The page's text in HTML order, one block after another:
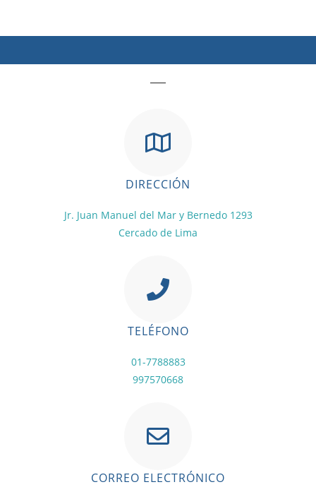
DIRECCIÓN
Jr. Juan Manuel del Mar y Bernedo 1293
Cercado de Lima
TELÉFONO
01-7788883
997570668
CORREO ELECTRÓNICO